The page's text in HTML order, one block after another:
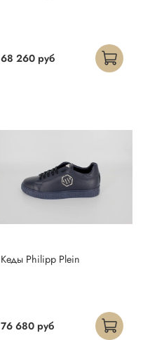
68 260 руб
Кеды Philipp Plein
76 680 руб